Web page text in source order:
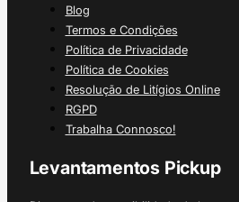
Blog
Termos e Condições
Política de Privacidade
Política de Cookies
Resolução de Litígios Online
RGPD
Trabalha Connosco!
Levantamentos Pickup